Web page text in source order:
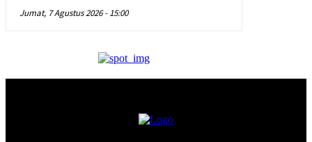
Jumat, 7 Agustus 2026 - 15:00